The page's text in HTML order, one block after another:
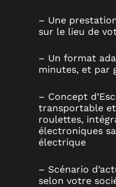
– Une
sur le lieu de
– Un format
minutes, et par
– Concept
transportable
roulettes,
électroniques
électrique
– Scénario
selon votre